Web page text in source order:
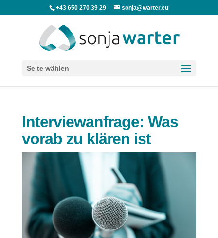
+43 650 270 39 29 sonja@warter.eu
Seite wählen
Interviewanfrage: Was
vorab zu klären ist